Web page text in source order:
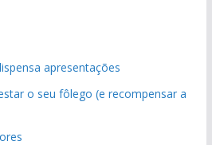
apresentações
o seu fôlego (e recompensar a